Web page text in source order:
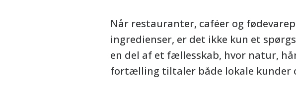
Når restauranter, caféer og
ingredienser, er det ikke kun et
en del af et fællesskab, hvor natur,
fortælling tiltaler både lokale kunder